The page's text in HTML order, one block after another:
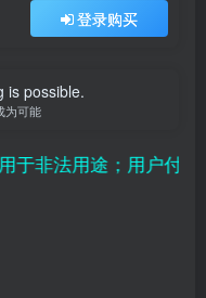
登录购买
is possible.
为可能
法用途；用户付费